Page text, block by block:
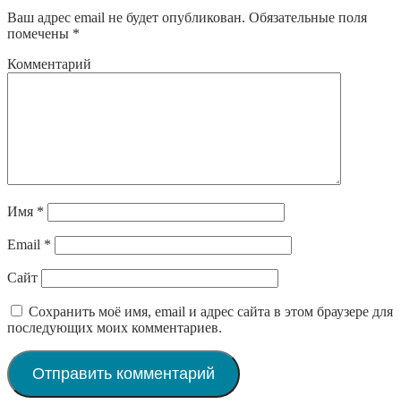
Ваш адрес email не будет опубликован. Обязательные поля
помечены *
Комментарий
Имя *
Email *
Сайт
Сохранить моё имя, email и адрес сайта в этом браузере для
последующих моих комментариев.